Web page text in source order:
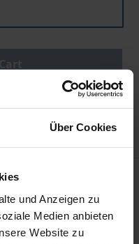
Über Cookies
und Anzeigen zu
Medien anbieten
Website zu
der aus dem AFK-
die These, daß die